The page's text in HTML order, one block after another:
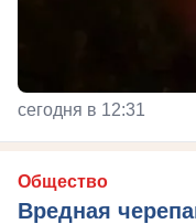
сегодня в 12:31
Общество
Вредная